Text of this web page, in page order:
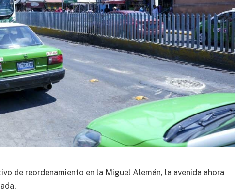
de reordenamiento en la Miguel Alemán, la avenida ahora